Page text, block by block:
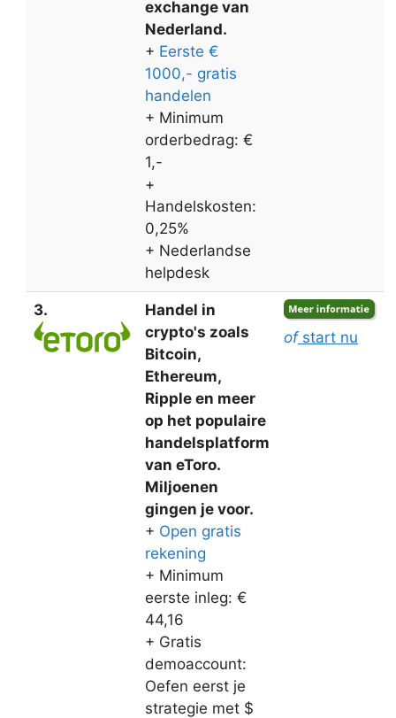
exchange van
Nederland.
+ Eerste €
1000,- gratis
handelen
+ Minimum
orderbedrag: €
1,-
+
Handelskosten:
0,25%
+ Nederlandse
helpdesk
3.
Handel in
crypto's zoals
Bitcoin,
Ethereum,
Ripple en meer
op het populaire
handelsplatform
van eToro.
Miljoenen
gingen je voor.
+ Open gratis
rekening
+ Minimum
eerste inleg: €
44,16
+ Gratis
demoaccount:
Oefen eerst je
strategie met $
ofstart nu